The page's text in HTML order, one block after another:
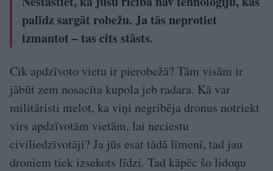
palīdz sargāt robežu. Ja tās neprotiet
izmantot – tas cits stāsts.
Cik apdzīvoto vietu ir pierobežā? Tām visām ir
jābūt zem nosacīta kupola jeb radara. Kā var
militāristi melot, ka viņi negribēja dronus notriekt
virs apdzīvotām vietām, lai neciestu
civiliedzīvotāji? Ja jūs esat tādā līmenī, tad jau
droniem tiek izsekots līdzi. Tad kāpēc šo lidoņu